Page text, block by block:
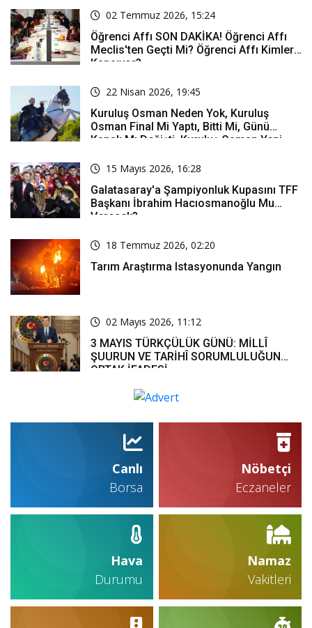
02 Temmuz 2026, 15:24
Öğrenci Affı SON DAKİKA! Öğrenci Affı
Meclis'ten Geçti Mi? Öğrenci Affı Kimleri
Kapsıyor?
22 Nisan 2026, 19:45
Kuruluş Osman Neden Yok, Kuruluş
Osman Final Mi Yaptı, Bitti Mi, Günü
Kanalı Mı Değişti, Kuruluş Osman Yeni
15 Mayıs 2026, 16:28
Galatasaray'a Şampiyonluk Kupasını TFF
Başkanı İbrahim Hacıosmanoğlu Mu
Verecek?
18 Temmuz 2026, 02:20
Tarım Araştırma Istasyonunda Yangın
02 Mayıs 2026, 11:12
3 MAYIS TÜRKÇÜLÜK GÜNÜ: MİLLÎ
ŞUURUN VE TARİHÎ SORUMLULUĞUN
ORTAK İFADESİ
Canlı
Borsa
Nöbetçi
Eczaneler
Hava
Durumu
Namaz
Vakitleri